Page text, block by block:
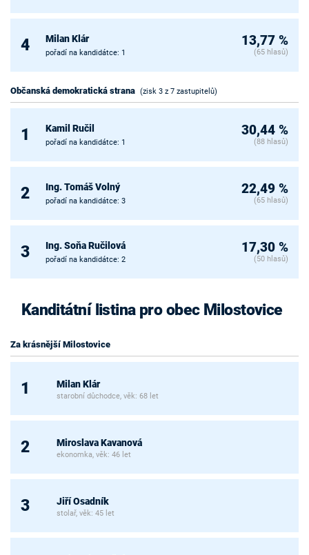
4 Milan Klár
pořadí na kandidátce: 1
13,77 %
(65 hlasů)
Občanská demokratická strana (zisk 3 z 7 zastupitelů)
1 Kamil Ručil
pořadí na kandidátce: 1
30,44 %
(88 hlasů)
2 Ing. Tomáš Volný
pořadí na kandidátce: 3
22,49 %
(65 hlasů)
3 Ing. Soňa Ručilová
pořadí na kandidátce: 2
17,30 %
(50 hlasů)
Kanditátní listina pro obec Milostovice
Za krásnější Milostovice
1 Milan Klár
starobní důchodce, věk: 68 let
2 Miroslava Kavanová
ekonomka, věk: 46 let
3 Jiří Osadník
stolař, věk: 45 let